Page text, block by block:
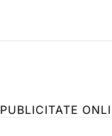
PUBLICITATE